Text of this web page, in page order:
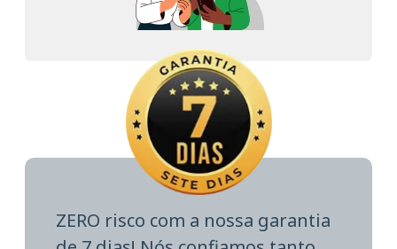
ZERO risco com a nossa garantia